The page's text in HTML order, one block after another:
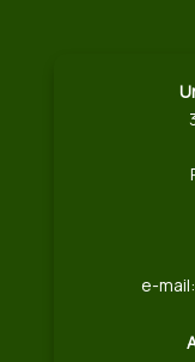
e-mail: